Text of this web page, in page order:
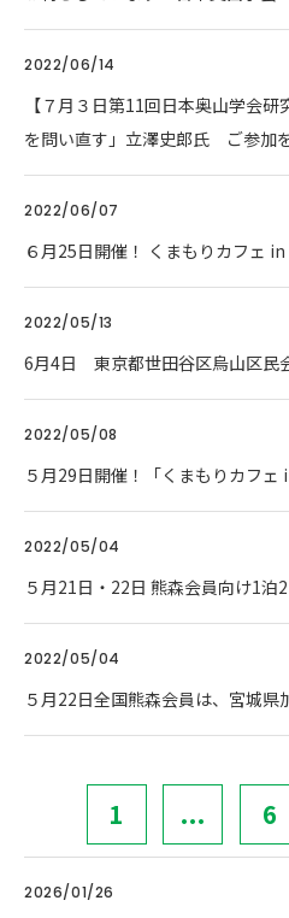
2022/06/14
【７月３日第11回日本奥山学会
を問い直す」立澤史郎氏 ご参加を
2022/06/07
６月25日開催！ くまもりカフェ
2022/05/13
6月4日 東京都世田谷区烏山区民
2022/05/08
５月29日開催！「くまもりカフェ
2022/05/04
５月21日・22日 熊森会員向け1泊
2022/05/04
５月22日全国熊森会員は、宮城県
1 ... 6
2026/01/26